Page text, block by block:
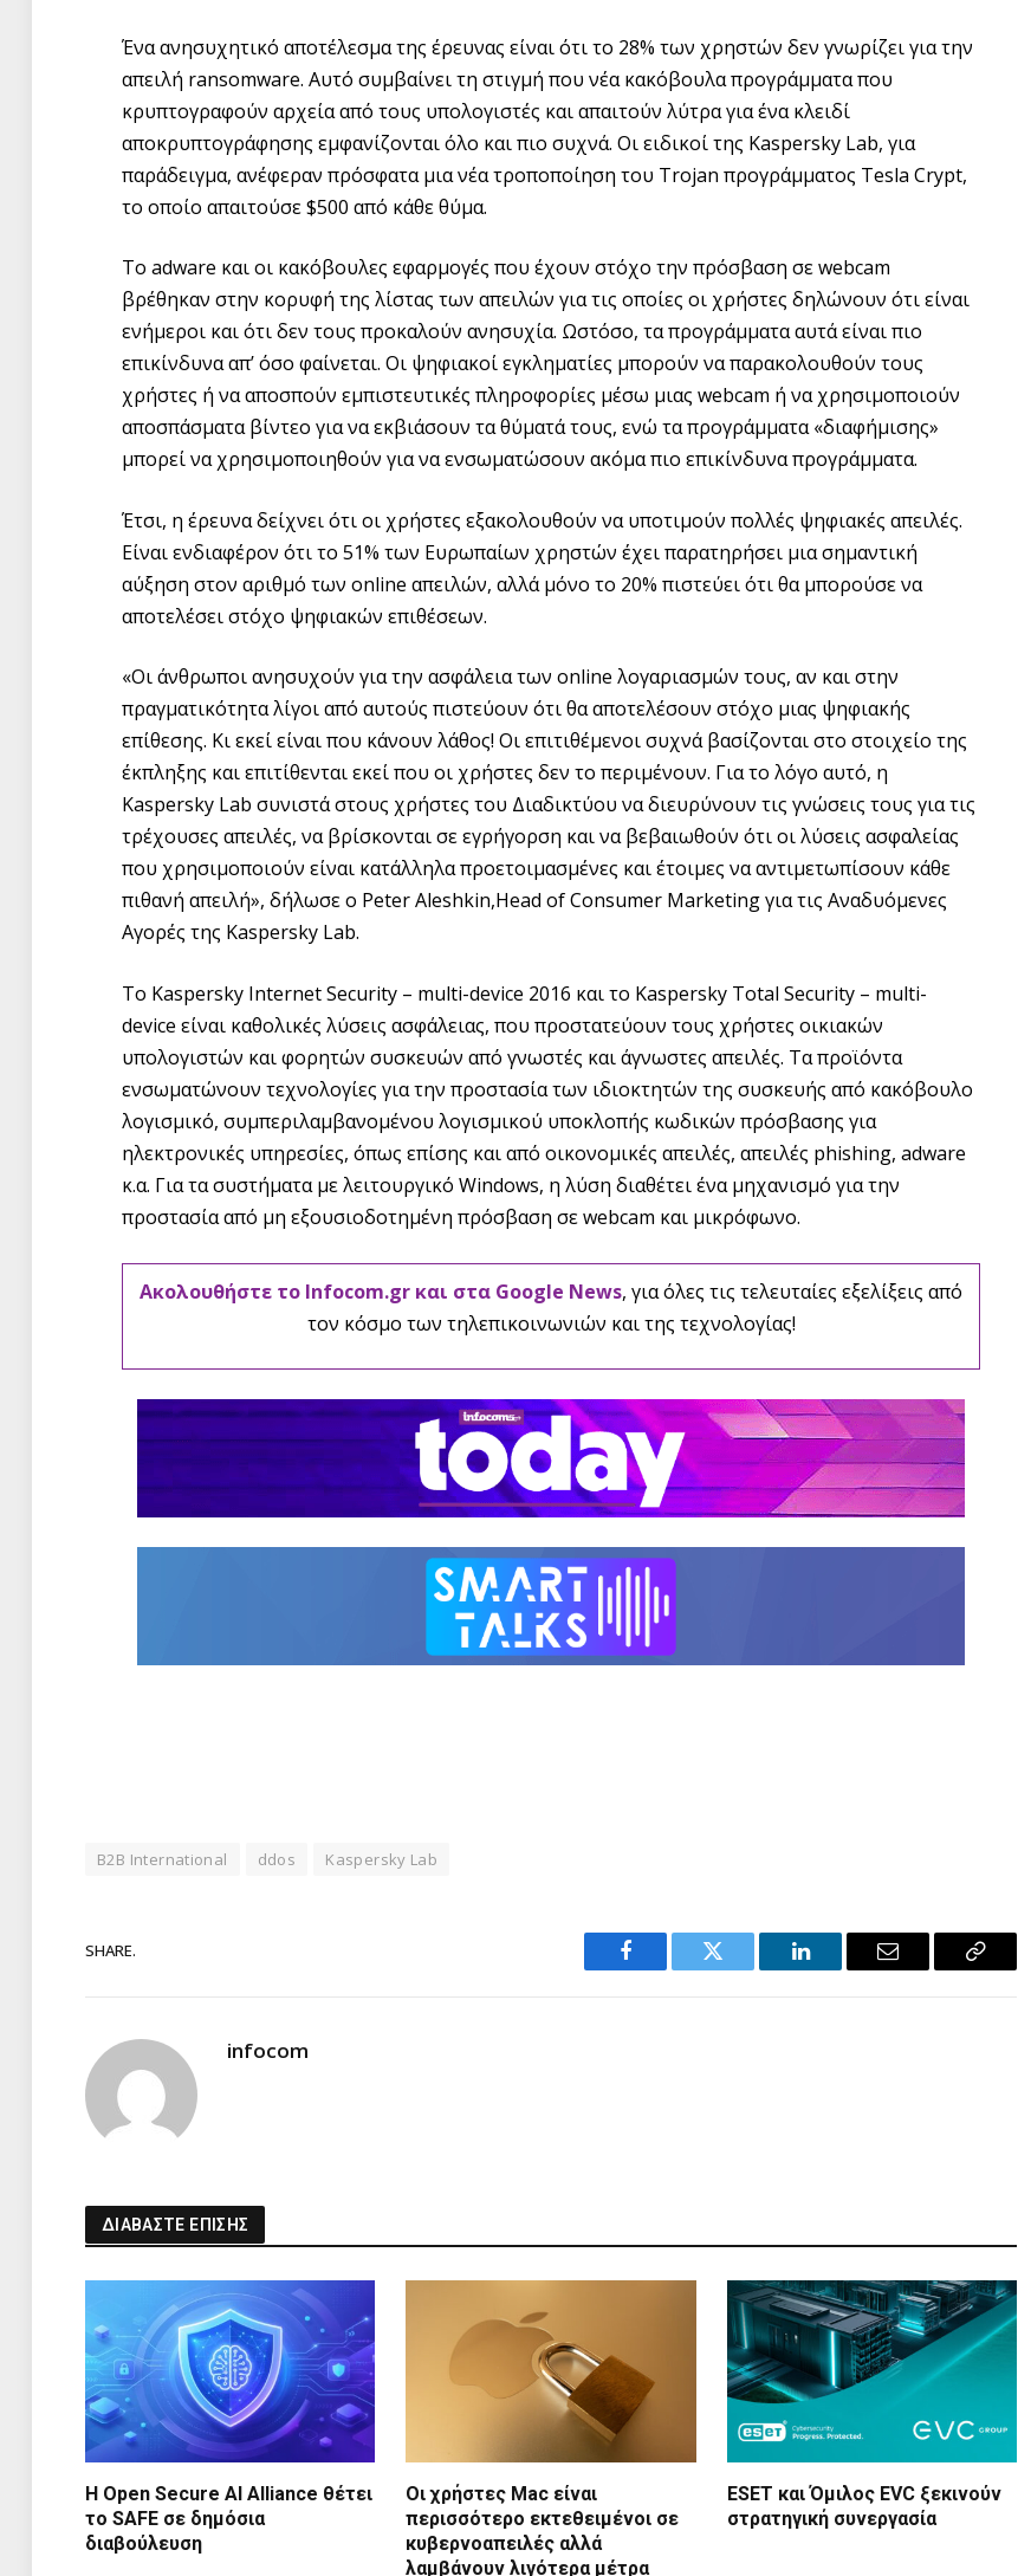
Ένα ανησυχητικό αποτέλεσμα της έρευνας είναι ότι το 28% των χρηστών δεν γνωρίζει για την
απειλή ransomware. Αυτό συμβαίνει τη στιγμή που νέα κακόβουλα προγράμματα που
κρυπτογραφούν αρχεία από τους υπολογιστές και απαιτούν λύτρα για ένα κλειδί
αποκρυπτογράφησης εμφανίζονται όλο και πιο συχνά. Οι ειδικοί της Kaspersky Lab, για
παράδειγμα, ανέφεραν πρόσφατα μια νέα τροποποίηση του Trojan προγράμματος Tesla Crypt,
το οποίο απαιτούσε $500 από κάθε θύμα.
Το adware και οι κακόβουλες εφαρμογές που έχουν στόχο την πρόσβαση σε webcam
βρέθηκαν στην κορυφή της λίστας των απειλών για τις οποίες οι χρήστες δηλώνουν ότι είναι
ενήμεροι και ότι δεν τους προκαλούν ανησυχία. Ωστόσο, τα προγράμματα αυτά είναι πιο
επικίνδυνα απ’ όσο φαίνεται. Οι ψηφιακοί εγκληματίες μπορούν να παρακολουθούν τους
χρήστες ή να αποσπούν εμπιστευτικές πληροφορίες μέσω μιας webcam ή να χρησιμοποιούν
αποσπάσματα βίντεο για να εκβιάσουν τα θύματά τους, ενώ τα προγράμματα «διαφήμισης»
μπορεί να χρησιμοποιηθούν για να ενσωματώσουν ακόμα πιο επικίνδυνα προγράμματα.
Έτσι, η έρευνα δείχνει ότι οι χρήστες εξακολουθούν να υποτιμούν πολλές ψηφιακές απειλές.
Είναι ενδιαφέρον ότι το 51% των Ευρωπαίων χρηστών έχει παρατηρήσει μια σημαντική
αύξηση στον αριθμό των online απειλών, αλλά μόνο το 20% πιστεύει ότι θα μπορούσε να
αποτελέσει στόχο ψηφιακών επιθέσεων.
«Οι άνθρωποι ανησυχούν για την ασφάλεια των online λογαριασμών τους, αν και στην
πραγματικότητα λίγοι από αυτούς πιστεύουν ότι θα αποτελέσουν στόχο μιας ψηφιακής
επίθεσης. Κι εκεί είναι που κάνουν λάθος! Οι επιτιθέμενοι συχνά βασίζονται στο στοιχείο της
έκπληξης και επιτίθενται εκεί που οι χρήστες δεν το περιμένουν. Για το λόγο αυτό, η
Kaspersky Lab συνιστά στους χρήστες του Διαδικτύου να διευρύνουν τις γνώσεις τους για τις
τρέχουσες απειλές, να βρίσκονται σε εγρήγορση και να βεβαιωθούν ότι οι λύσεις ασφαλείας
που χρησιμοποιούν είναι κατάλληλα προετοιμασμένες και έτοιμες να αντιμετωπίσουν κάθε
πιθανή απειλή», δήλωσε ο Peter Aleshkin,Head of Consumer Marketing για τις Αναδυόμενες
Αγορές της Kaspersky Lab.
Το Kaspersky Internet Security – multi-device 2016 και το Kaspersky Total Security – multi-
device είναι καθολικές λύσεις ασφάλειας, που προστατεύουν τους χρήστες οικιακών
υπολογιστών και φορητών συσκευών από γνωστές και άγνωστες απειλές. Τα προϊόντα
ενσωματώνουν τεχνολογίες για την προστασία των ιδιοκτητών της συσκευής από κακόβουλο
λογισμικό, συμπεριλαμβανομένου λογισμικού υποκλοπής κωδικών πρόσβασης για
ηλεκτρονικές υπηρεσίες, όπως επίσης και από οικονομικές απειλές, απειλές phishing, adware
κ.α. Για τα συστήματα με λειτουργικό Windows, η λύση διαθέτει ένα μηχανισμό για την
προστασία από μη εξουσιοδοτημένη πρόσβαση σε webcam και μικρόφωνο.
Ακολουθήστε το Infocom.gr και στα Google News, για όλες τις τελευταίες εξελίξεις από
τον κόσμο των τηλεπικοινωνιών και της τεχνολογίας!
B2B International ddos Kaspersky Lab
SHARE.
Facebook Twitter LinkedIn Email
Copy
infocom
ΔΙΑΒΑΣΤΕ ΕΠΙΣΗΣ
Η Open Secure AI Alliance θέτει
το SAFE σε δημόσια
διαβούλευση
Οι χρήστες Mac είναι
περισσότερο εκτεθειμένοι σε
κυβερνοαπειλές αλλά
λαμβάνουν λιγότερα μέτρα
ESET και Όμιλος EVC ξεκινούν
στρατηγική συνεργασία